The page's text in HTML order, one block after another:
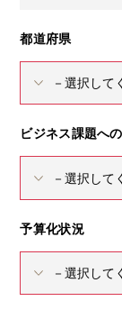
都道府県
ビジネス課題へ
予算化状況